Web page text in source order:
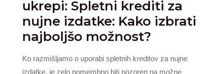
ukrepi: Spletni krediti za
nujne izdatke: Kako izbrati
najboljšo možnost?
Ko razmišljamo o uporabi spletnih kreditov za nujne
izdatke, je zelo pomembno biti pozoren na možne